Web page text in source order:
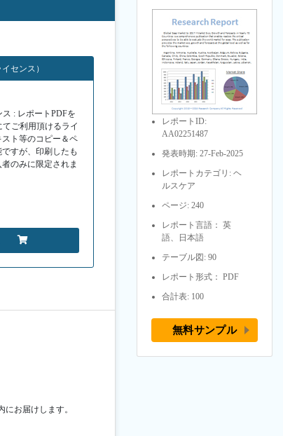
センス）
: レポートPDFを
ご利用頂けるライ
ト等のコピー＆ペ
すが、印刷したも
のみに限定されま
お届けします。
レポートID:
AA02251487
発表時期: 27-Feb-2025
レポートカテゴリ: ヘ
ルスケア
ページ: 240
レポート言語： 英
語、日本語
テーブル図: 90
レポート形式： PDF
合計表: 100
無料サンプル